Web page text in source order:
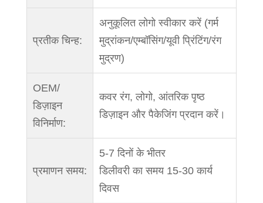
प्रतीक चिन्ह:
अनुकूलित लोगो स्वीकार करें (गर्म
मुद्रांकन/एम्बॉसिंग/यूवी प्रिंटिंग/रंग
मुद्रण)
OEM/
डिज़ाइन
विनिर्माण:
कवर रंग, लोगो, आंतरिक पृष्ठ
डिज़ाइन और पैकेजिंग प्रदान करें।
प्रमाणन समय:
5-7 दिनों के भीतर
डिलीवरी का समय 15-30 कार्य
दिवस